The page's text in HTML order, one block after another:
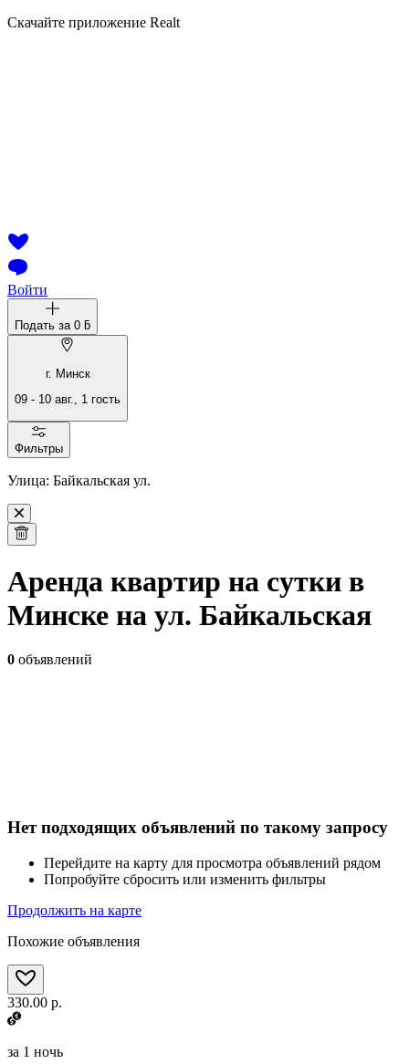
Скачайте приложение Realt
Войти
Подать за 0 ƃ
г. Минск
09 - 10 авг., 1 гость
Фильтры
Улица: Байкальская ул.
Аренда квартир на сутки в
Минске на ул. Байкальская
0 объявлений
Нет подходящих объявлений по такому запросу
Перейдите на карту для просмотра объявлений рядом
Попробуйте сбросить или изменить фильтры
Продолжить на карте
Похожие объявления
330.00 р.
за 1 ночь